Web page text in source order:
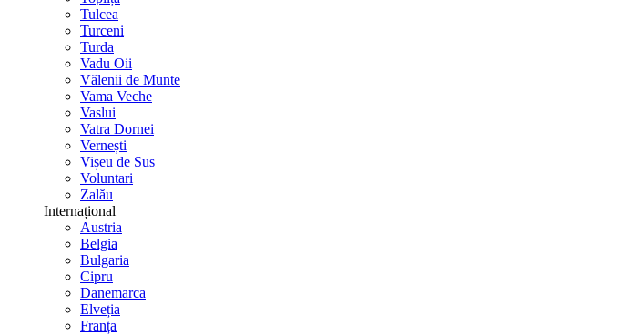
Tulcea
Turceni
Turda
Vadu Oii
Vălenii de Munte
Vama Veche
Vaslui
Vatra Dornei
Vernești
Vișeu de Sus
Voluntari
Zalău
Internațional
Austria
Belgia
Bulgaria
Cipru
Danemarca
Elveția
Franța